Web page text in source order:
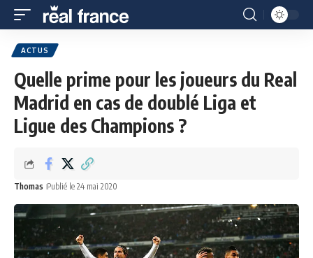
ACTUS
Quelle prime pour les joueurs du Real
Madrid en cas de doublé Liga et
Ligue des Champions ?
Thomas Publié le 24 mai 2020